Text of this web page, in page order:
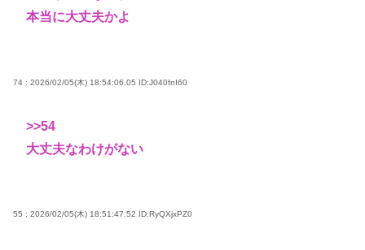
本当に大丈夫かよ
74 : 2026/02/05(木) 18:54:06.05 ID:J040fnI60
>>54
大丈夫なわけがない
55 : 2026/02/05(木) 18:51:47.52 ID:RyQXjxPZ0